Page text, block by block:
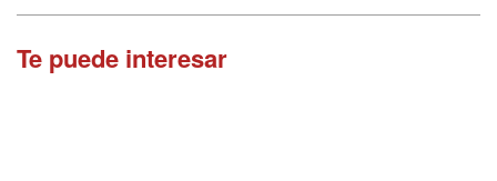
Te puede interesar